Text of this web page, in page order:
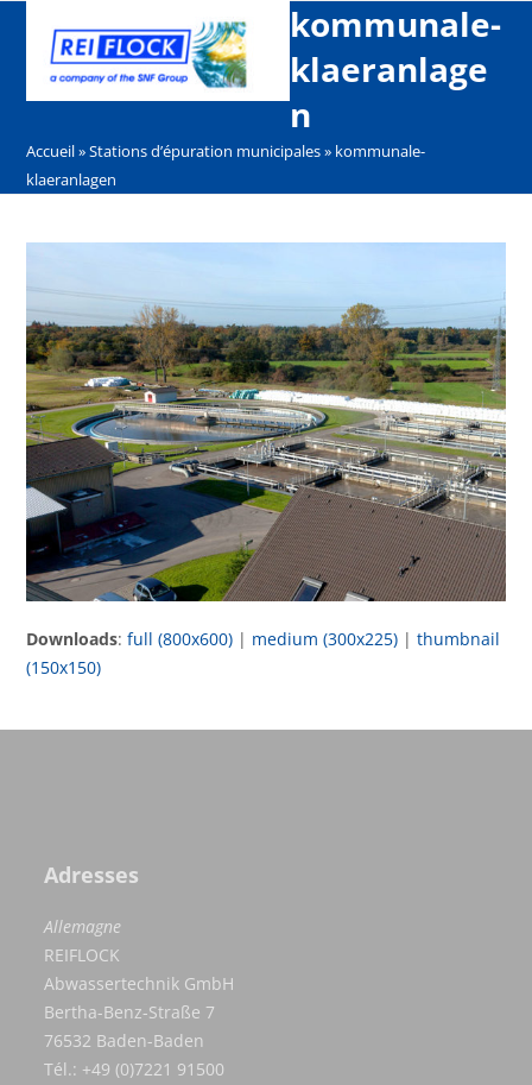
content
Open
mobile
menu
Close
mobile
menu
kommunale-
klaeranlage
n
Accueil»Stations d’épuration municipales» kommunale-
klaeranlagen
Downloads:full (800x600) | medium (300x225) |thumbnail
(150x150)
Adresses
Allemagne
REIFLOCK
Abwassertechnik GmbH
Bertha-Benz-Straße 7
76532 Baden-Baden
Tél.: +49 (0)7221 91500